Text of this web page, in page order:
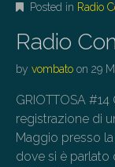
N
U
T
N
Posted in Radio
Radio
by vombato on 29
GRIOTTOSA
registrazione di
Maggio presso
dove si è